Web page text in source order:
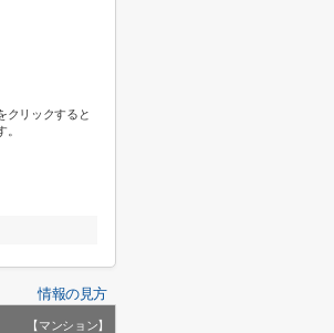
クリックすると
情報の見方
【マンション】